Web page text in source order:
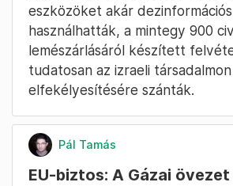
eszközöket akár
használhatták, a mintegy 900
lemészárlásáról készített
tudatosan az izraeli
elfekélyesítésére szánták.
Pál Tamás
EU-biztos: A Gázai övezet